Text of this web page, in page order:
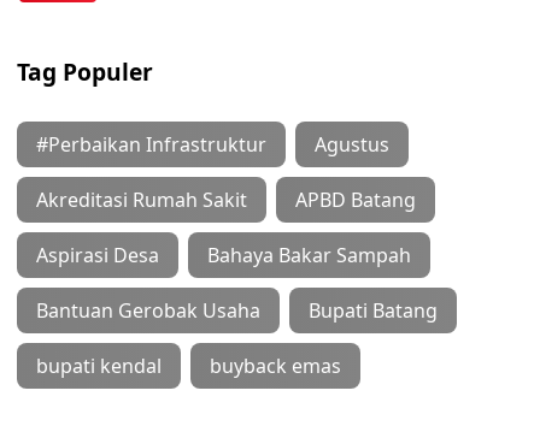
Tag Populer
#Perbaikan Infrastruktur Agustus
Akreditasi Rumah Sakit APBD Batang
Aspirasi Desa Bahaya Bakar Sampah
Bantuan Gerobak Usaha Bupati Batang
bupati kendal buyback emas